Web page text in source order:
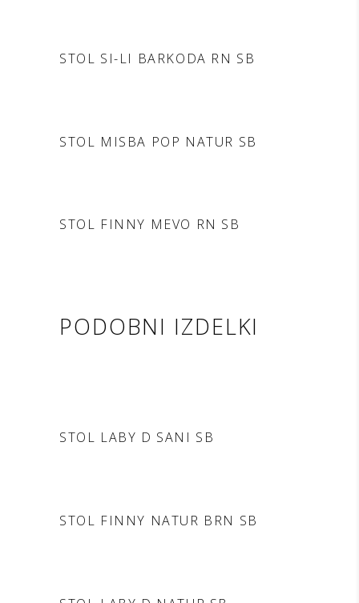
STOL SI-LI BARKODA RN SB
STOL MISBA POP NATUR SB
STOL FINNY MEVO RN SB
PODOBNI IZDELKI
STOL LABY D SANI SB
STOL FINNY NATUR BRN SB